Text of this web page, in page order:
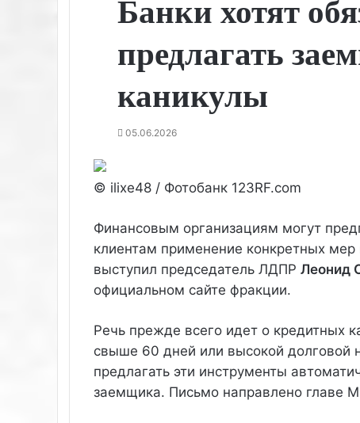
Банки хотят
предлагать
каникулы
05.06.2026
© ilixe48 / Фотобанк 123RF.com
Финансовым организациям могут
клиентам применение конкретных
выступил председатель ЛДПР Леонид
официальном сайте фракции.
Речь прежде всего идет о кредитных
свыше 60 дней или высокой долговой
предлагать эти инструменты
заемщика. Письмо направлено главе